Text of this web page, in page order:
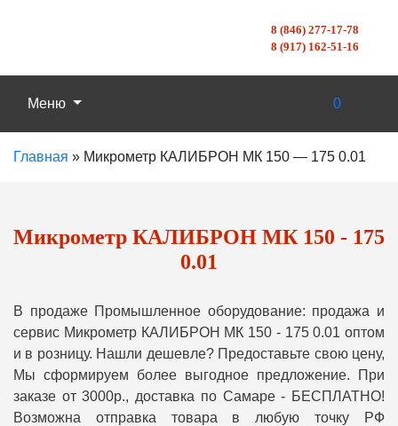
8 (846) 277-17-78
8 (917) 162-51-16
Меню 0
Главная » Микрометр КАЛИБРОН МК 150 — 175 0.01
Микрометр КАЛИБРОН МК 150 - 175
0.01
В продаже Промышленное оборудование: продажа и
сервис Микрометр КАЛИБРОН МК 150 - 175 0.01 оптом
и в розницу. Нашли дешевле? Предоставьте свою цену,
Мы сформируем более выгодное предложение. При
заказе от 3000р., доставка по Самаре - БЕСПЛАТНО!
Возможна отправка товара в любую точку РФ